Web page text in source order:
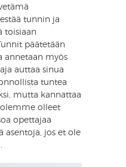
tunnin ja
toisiaan
päätetään
annetaan myös
auttaa sinua
tuntea
mutta kannattaa
olleet
opettajaa
asentoja, jos et ole